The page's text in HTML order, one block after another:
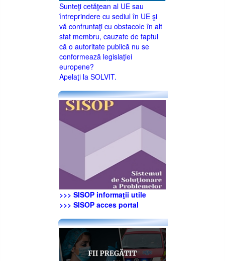
Sunteţi cetăţean al UE sau
întreprindere cu sediul în UE şi
vă confruntaţi cu obstacole în alt
stat membru, cauzate de faptul
că o autoritate publică nu se
conformează legislaţiei
europene?
Apelaţi la SOLVIT.
>>> SISOP informaţii utile
>>> SISOP acces portal